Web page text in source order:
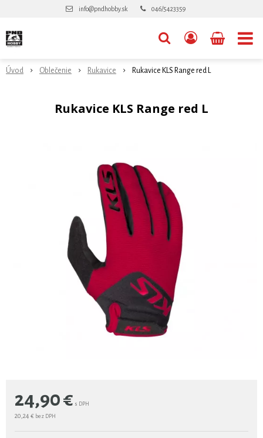
info@pndhobby.sk 046/5423359
Úvod Oblečenie Rukavice Rukavice KLS Range red L
Rukavice KLS Range red L
24,90€ s DPH
20,24 € bez DPH